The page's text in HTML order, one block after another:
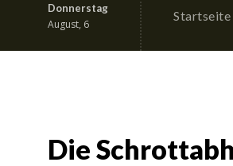
Donnerstag
August, 6
Startseite
Die